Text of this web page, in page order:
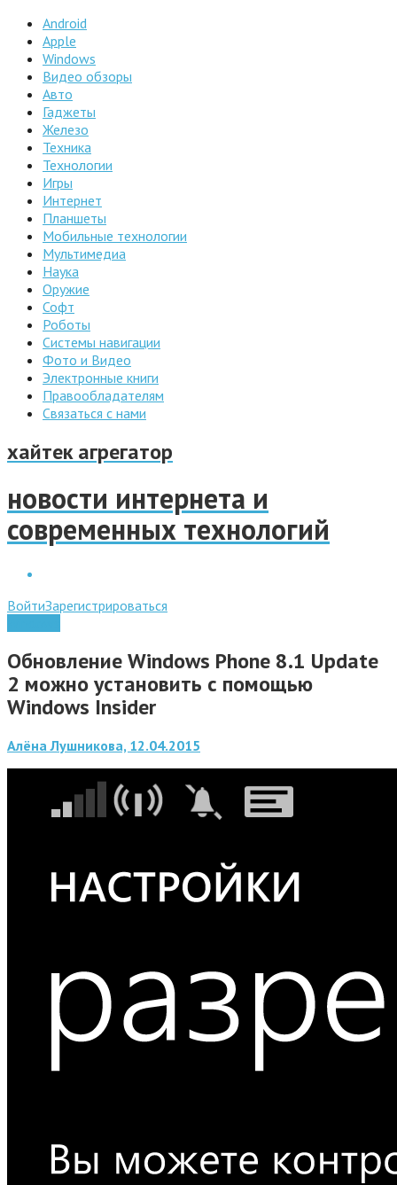
Android
Apple
Windows
Видео обзоры
Авто
Гаджеты
Железо
Техника
Технологии
Игры
Интернет
Планшеты
Мобильные технологии
Мультимедиа
Наука
Оружие
Софт
Роботы
Системы навигации
Фото и Видео
Электронные книги
Правообладателям
Связаться с нами
хайтек агрегатор
новости интернета и
современных технологий
ВойтиЗарегистрироваться
Обновление Windows Phone 8.1 Update
2 можно установить с помощью
Windows Insider
Алёна Лушникова, 12.04.2015